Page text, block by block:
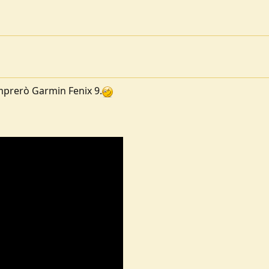
Garmin Fenix 9.